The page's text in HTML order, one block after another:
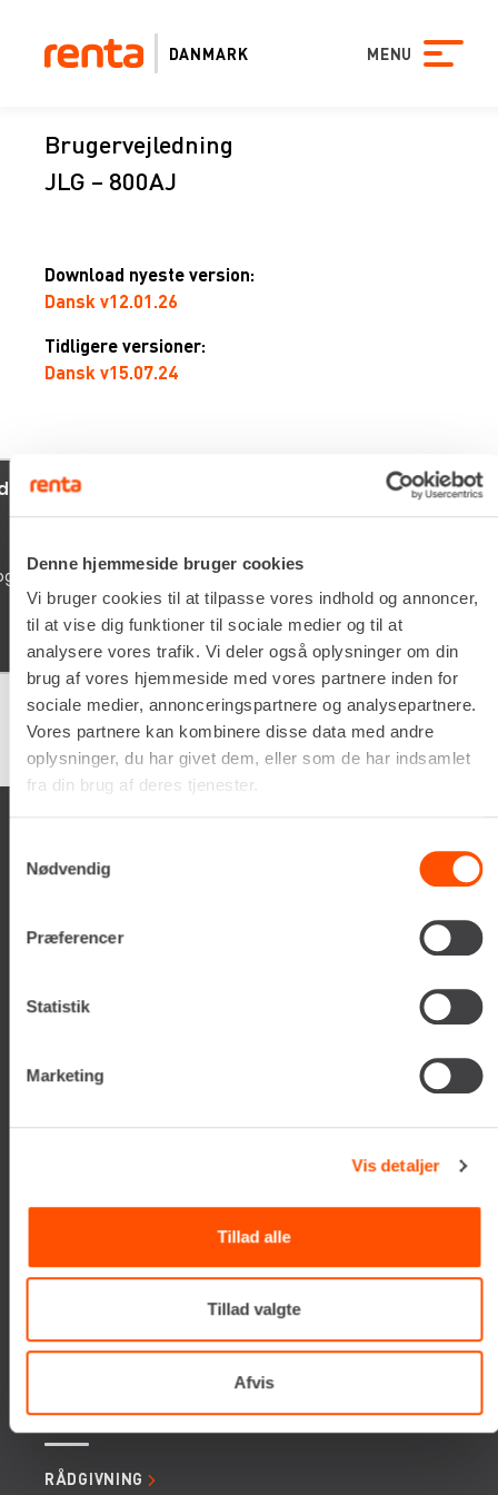
Denne hjemmeside bruger cookies
Vi bruger cookies til at tilpasse vores indhold og annoncer,
til at vise dig funktioner til sociale medier og til at
analysere vores trafik. Vi deler også oplysninger om din
brug af vores hjemmeside med vores partnere inden for
sociale medier, annonceringspartnere og analysepartnere.
Vores partnere kan kombinere disse data med andre
oplysninger, du har givet dem, eller som de har indsamlet
fra din brug af deres tjenester.
Nødvendig
Præferencer
Statistik
Marketing
Vis detaljer
Tillad alle
Tillad valgte
Afvis
DANMARK MENU
Brugervejledning
JLG – 800AJ
Download nyeste version:
Dansk v12.01.26
Tidligere versioner:
Dansk v15.07.24
lever dine
Schyssta hjälpsamma människor
iallafall. Man får alltid kaffe te
man vöntar på sin tur. 5/5
Google samlet bedømmelse er 4.5af 5,
på basis af150 anmeldelser
Renta A/S
Tlf. +45 70206242
SERVICES
RÅDGIVNING